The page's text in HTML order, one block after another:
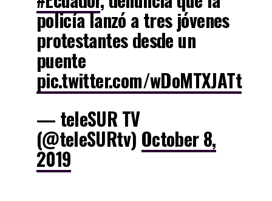
policía lanzó a tres jóvenes
protestantes desde un
puente
pic.twitter.com/wDoMTXJATt
— teleSUR TV
(@teleSURtv) October 8,
2019